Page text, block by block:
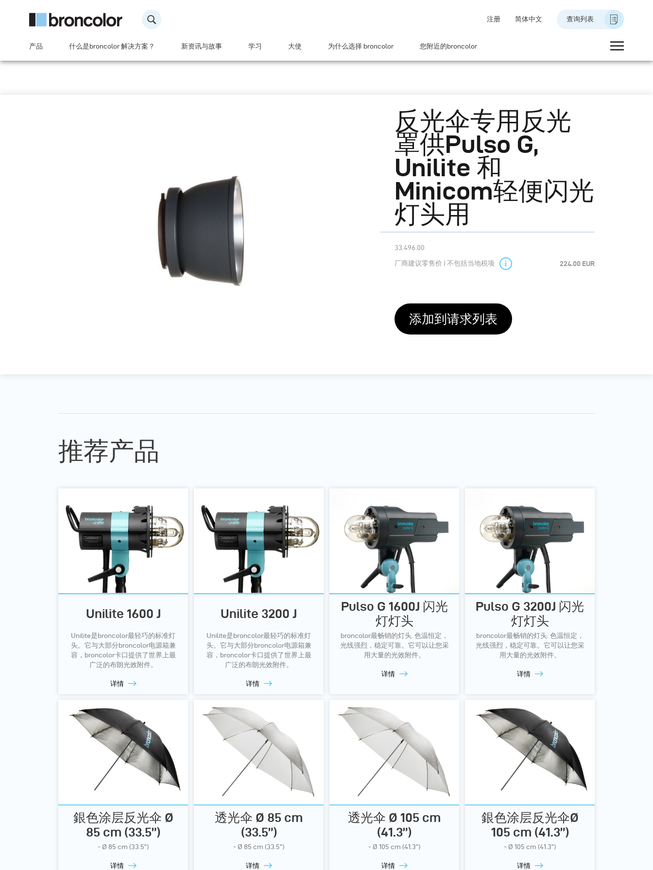
注册 简体中文 查询列表
产品 什么是broncolor 解决方案？ 新资讯与故事 学习 大使 为什么选择 broncolor 您附近的broncolor
反光伞专用反光
罩供Pulso G,
Unilite 和
Minicom轻便闪光
灯头用
33.496.00
厂商建议零售价 | 不包括当地税项 224.00 EUR
添加到请求列表
推荐产品
Unilite 1600 J
Unilite是broncolor最轻巧的标准灯
头。它与大部分broncolor电源箱兼
容，broncolor卡口提供了世界上最
广泛的布朗光效附件。
详情
Unilite 3200 J
Unilite是broncolor最轻巧的标准灯
头。它与大部分broncolor电源箱兼
容，broncolor卡口提供了世界上最
广泛的布朗光效附件。
详情
Pulso G 1600J 闪光
灯灯头
broncolor最畅销的灯头. 色温恒定，
光线强烈，稳定可靠。它可以让您采
用大量的光效附件。
详情
Pulso G 3200J 闪光
灯灯头
broncolor最畅销的灯头. 色温恒定，
光线强烈，稳定可靠。它可以让您采
用大量的光效附件。
详情
銀色涂层反光伞 Ø
85 cm (33.5”)
- Ø 85 cm (33.5”)
详情
透光伞 Ø 85 cm
(33.5”)
- Ø 85 cm (33.5”)
详情
透光伞 Ø 105 cm
(41.3”)
- Ø 105 cm (41.3”)
详情
銀色涂层反光伞Ø
105 cm (41.3”)
- Ø 105 cm (41.3”)
详情